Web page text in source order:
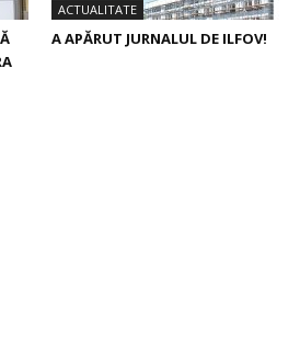
ACTUALITATE
A APĂRUT JURNALUL DE ILFOV!